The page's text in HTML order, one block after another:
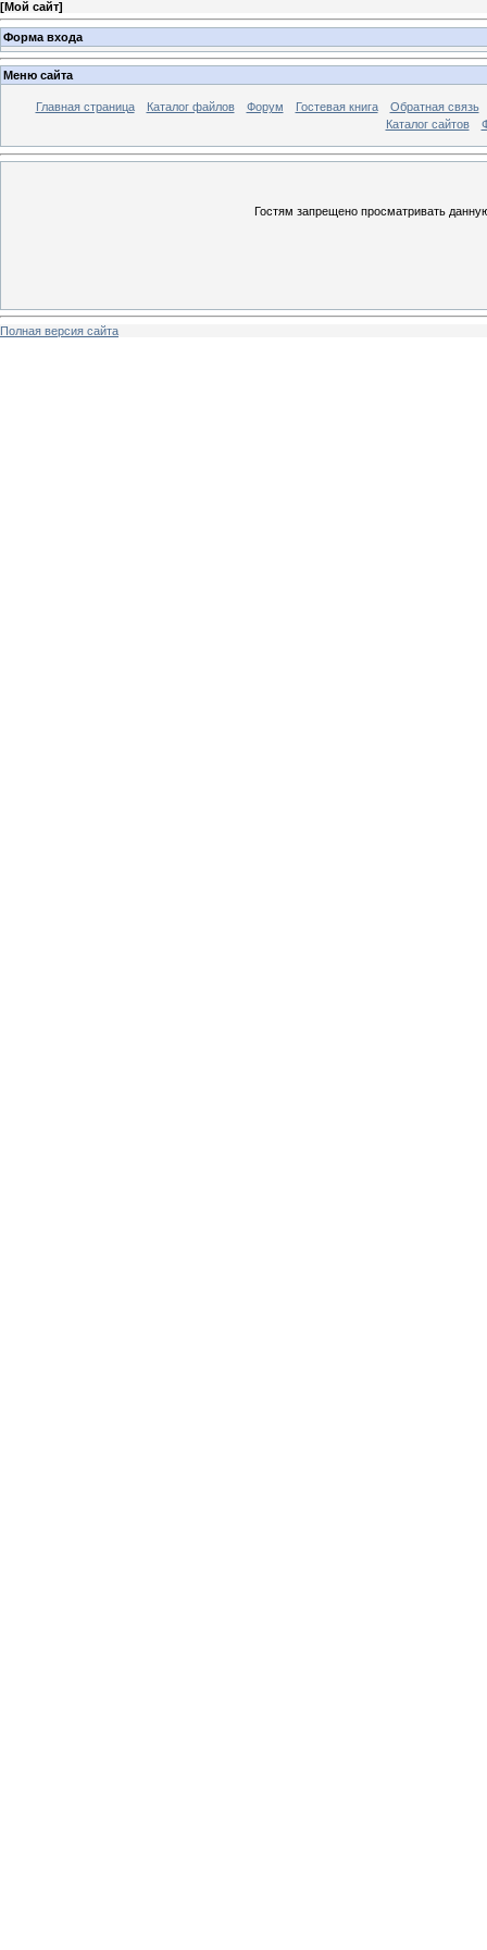
[Мой сайт]
Форма входа
Меню сайта
Главная страница Каталог файлов Форум Гостевая книга
Обратная связь
Каталог сайтов
Гостям запрещено просматривать
Полная версия сайта